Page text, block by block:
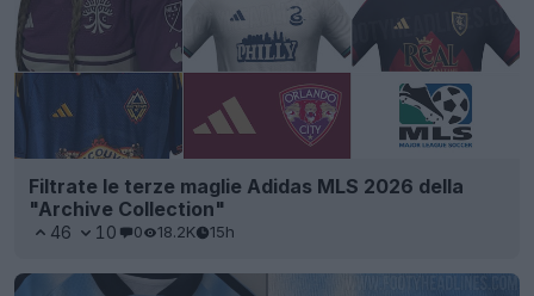
Filtrate le terze maglie Adidas MLS 2026 della
"Archive Collection"
46 10 0 18.2K 15h